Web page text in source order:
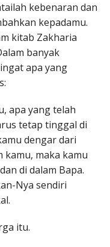
kebenaran dan
kepadamu.
kitab Zakharia
banyak
apa yang
apa yang telah
tetap tinggal di
dengar dari
kamu, maka kamu
di dalam Bapa.
Nya sendiri
itu.